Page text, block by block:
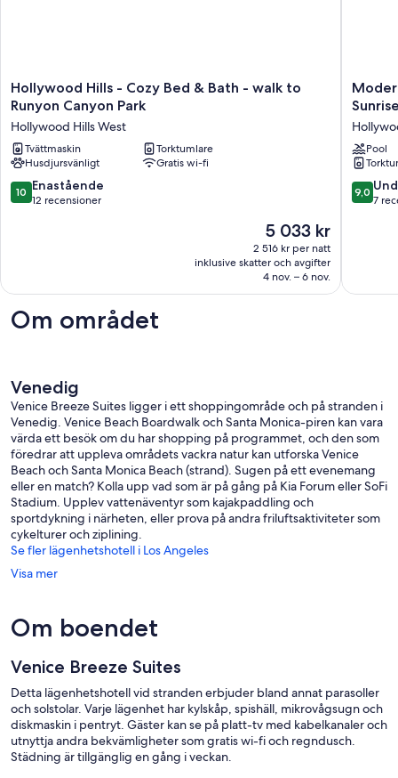
Hollywood
Hills
Cozy
Bed
&
Bath
-
Hollywood
Hills
West
Hollywood Hills - Cozy Bed & Bath - walk to
Runyon Canyon Park
Hollywood Hills West
Tvättmaskin
Torktumlare
Husdjursvänligt
Gratis wi-fi
10.0
av
10 Enastående
12 recensioner
Priset
är
5 033 kr
5 033 kr
2 516 kr per natt
inklusive skatter och avgifter
4 nov. – 6 nov.
Modern
Hilltop
with
City
&
Sunrise
Pool
9.0
av
9,0
7
Om området
Venedig
Venice Breeze Suites ligger i ett shoppingområde och på stranden i
Venedig. Venice Beach Boardwalk och Santa Monica-piren kan vara
värda ett besök om du har shopping på programmet, och den som
föredrar att uppleva områdets vackra natur kan utforska Venice
Beach och Santa Monica Beach (strand). Sugen på ett evenemang
eller en match? Kolla upp vad som är på gång på Kia Forum eller SoFi
Stadium. Upplev vattenäventyr som kajakpaddling och
sportdykning i närheten, eller prova på andra friluftsaktiviteter som
cykelturer och ziplining.
Se fler lägenhetshotell i Los Angeles
Visa mer
Om boendet
Venice Breeze Suites
Detta lägenhetshotell vid stranden erbjuder bland annat parasoller
och solstolar. Varje lägenhet har kylskåp, spishäll, mikrovågsugn och
diskmaskin i pentryt. Gäster kan se på platt-tv med kabelkanaler och
utnyttja andra bekvämligheter som gratis wi-fi och regndusch.
Städning är tillgänglig en gång i veckan.